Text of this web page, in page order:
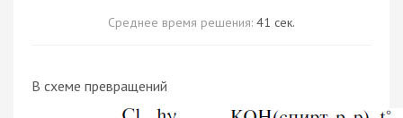
Среднее время решения: 41 сек.
В схеме превращений